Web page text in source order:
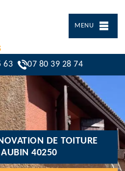
MENU
63 07 80 39 28 74
DE TOITURE
40250